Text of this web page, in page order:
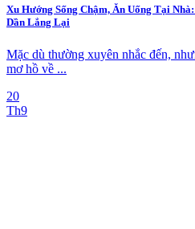
Xu Hướng Sống Chậm, Ăn Uống Tại
Dần Lắng Lại
Mặc dù thường xuyên nhắc đến,
mơ hồ về ...
20
Th9